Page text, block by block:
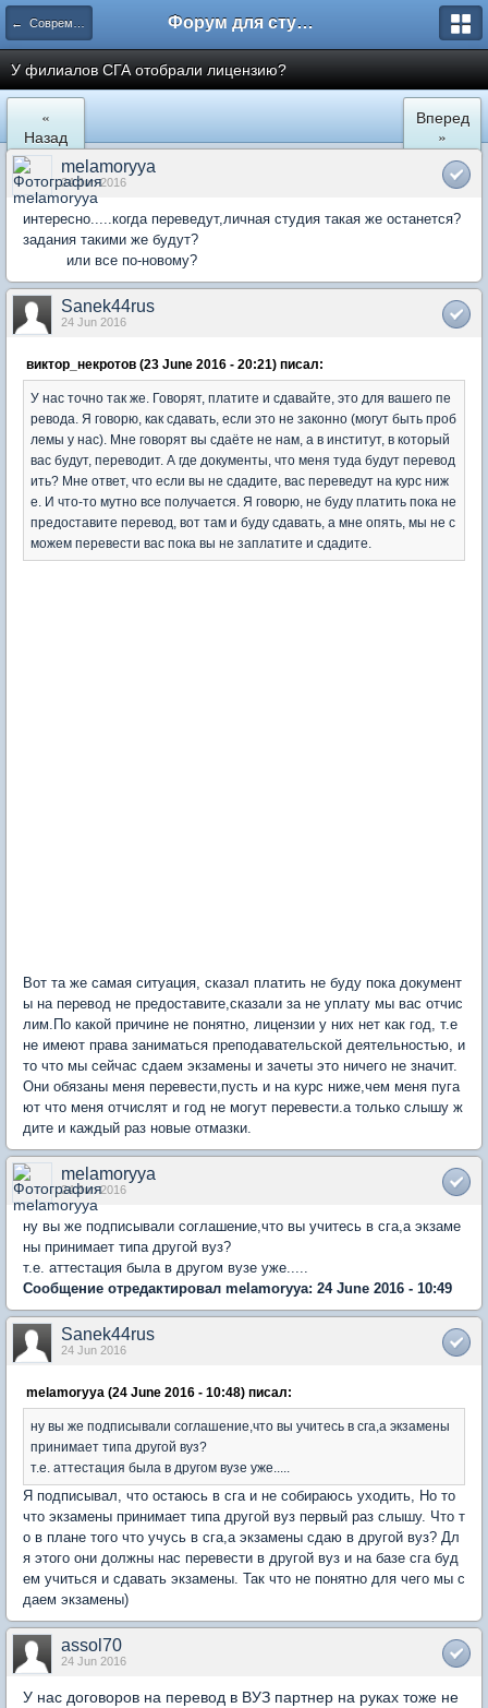
← Современная Гуманитарная Академия Форум для студента СГА
У филиалов СГА отобрали лицензию?
«
Назад
Вперед
»
melamoryya
24 Jun 2016
интересно.....когда переведут,личная студия такая же останется?
задания такими же будут?
или все по-новому?
Sanek44rus
24 Jun 2016
виктор_некротов (23 June 2016 - 20:21) писал:
У нас точно так же. Говорят, платите и сдавайте, это для вашего пе
ревода. Я говорю, как сдавать, если это не законно (могут быть проб
лемы у нас). Мне говорят вы сдаёте не нам, а в институт, в который
вас будут, переводит. А где документы, что меня туда будут перевод
ить? Мне ответ, что если вы не сдадите, вас переведут на курс ниж
е. И что-то мутно все получается. Я говорю, не буду платить пока не
предоставите перевод, вот там и буду сдавать, а мне опять, мы не с
можем перевести вас пока вы не заплатите и сдадите.
Вот та же самая ситуация, сказал платить не буду пока документ
ы на перевод не предоставите,сказали за не уплату мы вас отчис
лим.По какой причине не понятно, лицензии у них нет как год, т.е
не имеют права заниматься преподавательской деятельностью, и
то что мы сейчас сдаем экзамены и зачеты это ничего не значит.
Они обязаны меня перевести,пусть и на курс ниже,чем меня пуга
ют что меня отчислят и год не могут перевести.а только слышу ж
дите и каждый раз новые отмазки.
melamoryya
24 Jun 2016
ну вы же подписывали соглашение,что вы учитесь в сга,а экзаме
ны принимает типа другой вуз?
т.е. аттестация была в другом вузе уже.....
Сообщение отредактировал melamoryya: 24 June 2016 - 10:49
Sanek44rus
24 Jun 2016
melamoryya (24 June 2016 - 10:48) писал:
ну вы же подписывали соглашение,что вы учитесь в сга,а экзамены
принимает типа другой вуз?
т.е. аттестация была в другом вузе уже.....
Я подписывал, что остаюсь в сга и не собираюсь уходить, Но то
что экзамены принимает типа другой вуз первый раз слышу. Что т
о в плане того что учусь в сга,а экзамены сдаю в другой вуз? Дл
я этого они должны нас перевести в другой вуз и на базе сга буд
ем учиться и сдавать экзамены. Так что не понятно для чего мы с
даем экзамены)
assol70
24 Jun 2016
У нас договоров на перевод в ВУЗ партнер на руках тоже не